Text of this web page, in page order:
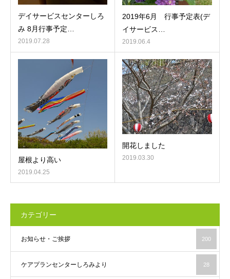
デイサービスセンターしろ
み 8月行事予定…
2019.07.28
2019年6月 行事予定表(デ
イサービス…
2019.06.4
屋根より高い
2019.04.25
開花しました
2019.03.30
カテゴリー
お知らせ・ご挨拶 200
ケアプランセンターしろみより 28